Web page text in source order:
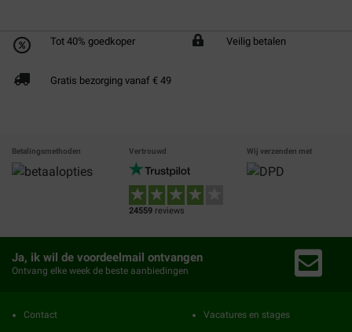
Tot 40% goedkoper Veilig betalen
Gratis bezorging vanaf € 49
Betalingsmethoden Vertrouwd
24559 reviews
Wij verzenden met
Ja, ik wil de voordeelmail ontvangen
Ontvang elke week de beste aanbiedingen
Contact
Vacatures en stages